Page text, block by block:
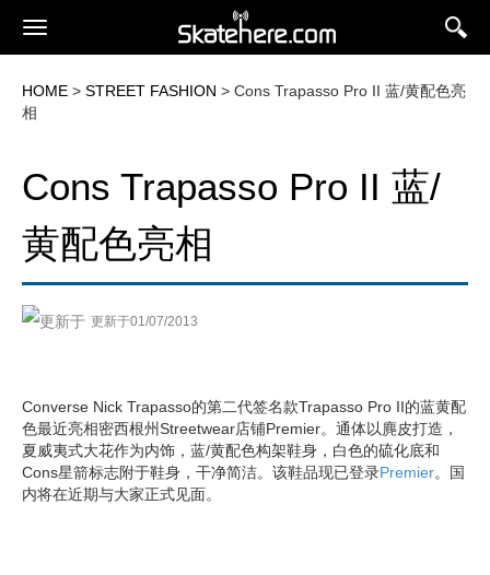
HOME > STREET FASHION > Cons Trapasso Pro II 蓝/黄配色亮
相
Cons Trapasso Pro II 蓝/
黄配色亮相
更新于01/07/2013
Converse Nick Trapasso的第二代签名款Trapasso Pro II的蓝黄配
色最近亮相密西根州Streetwear店铺Premier。通体以麂皮打造，
夏威夷式大花作为内饰，蓝/黄配色构架鞋身，白色的硫化底和
Cons星箭标志附于鞋身，干净简洁。该鞋品现已登录Premier。国
内将在近期与大家正式见面。